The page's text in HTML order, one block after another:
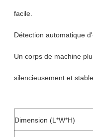
facile.
Détection automatique
Un corps de machine
silencieusement et
Dimension (L*W*H)